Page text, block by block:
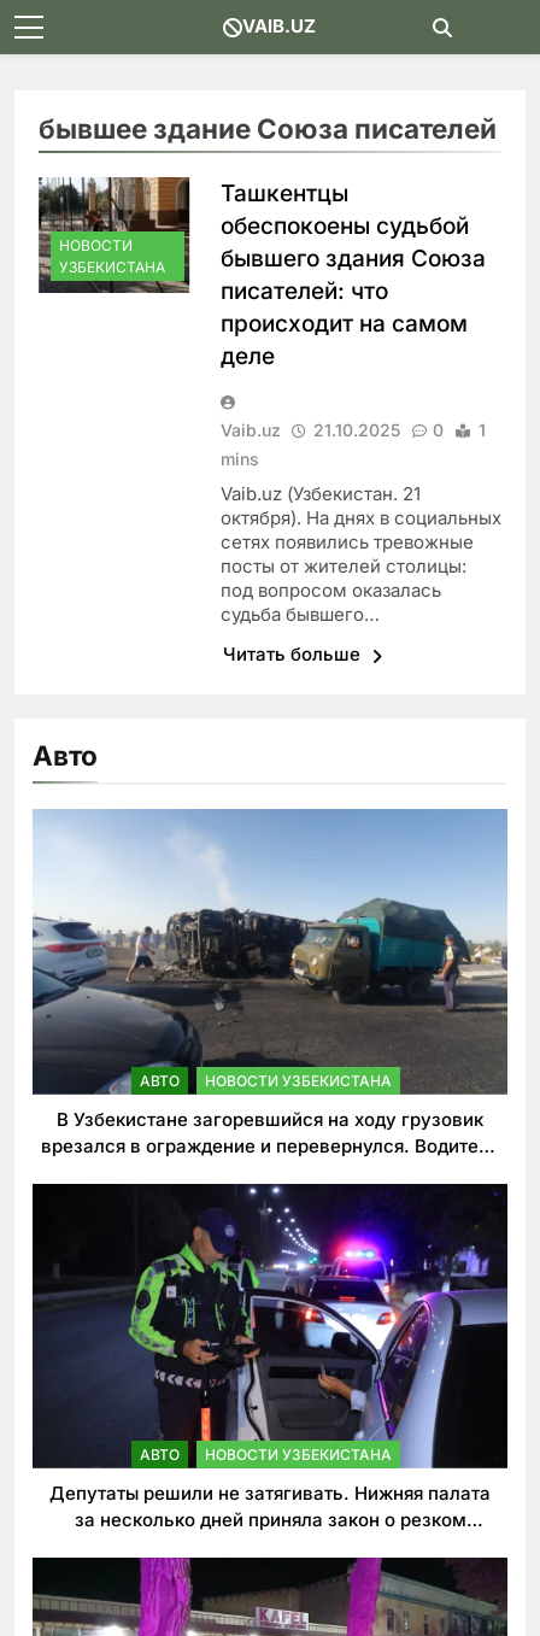
Skip
to
VAIB.UZ
бывшее здание Союза писателей
НОВОСТИ
УЗБЕКИСТАНА
Ташкентцы
обеспокоены судьбой
бывшего здания Союза
писателей: что
происходит на самом
деле
Vaib.uz 21.10.2025 0
1
mins
Vaib.uz (Узбекистан. 21
октября). На днях в социальных
сетях появились тревожные
посты от жителей столицы:
под вопросом оказалась
судьба бывшего…
Читать больше
Авто
АВТО НОВОСТИ УЗБЕКИСТАНА
В Узбекистане загоревшийся на ходу грузовик
врезался в ограждение и перевернулся. Водитель
АВТО НОВОСТИ УЗБЕКИСТАНА
Депутаты решили не затягивать. Нижняя палата
за несколько дней приняла закон о резком